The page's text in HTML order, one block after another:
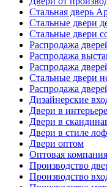
Стальная дверь
Стальные двери
Стальные двери
Распродажа
Распродажа
Распродажа
Стальные двери
Распродажа
Дизайнерские
Двери в интерьере
Двери в
Двери в стиле
Двери оптом
Оптовая компания
Производство
Производство